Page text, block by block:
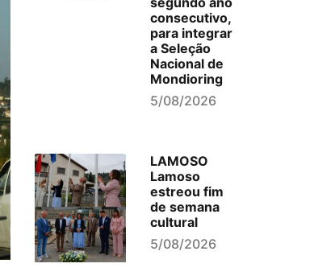
consecutivo,
para integrar
a Seleção
Nacional de
Mondioring
5/08/2026
LAMOSO
Lamoso
estreou fim
de semana
cultural
5/08/2026